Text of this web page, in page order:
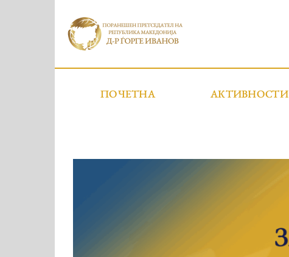
ПОЧЕТНА АКТИВНОСТИ